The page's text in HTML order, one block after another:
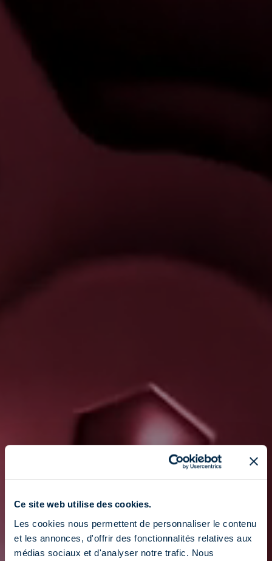
Ce site web utilise des cookies.
Les cookies nous permettent de personnaliser le contenu
et les annonces, d'offrir des fonctionnalités relatives aux
médias sociaux et d'analyser notre trafic. Nous